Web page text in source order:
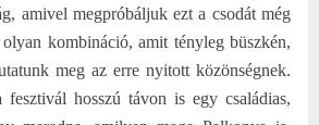
amivel megpróbáljuk ezt a csodát még
kombináció, amit tényleg büszkén,
meg az erre nyitott közönségnek.
fesztivál hosszú távon is egy családias,